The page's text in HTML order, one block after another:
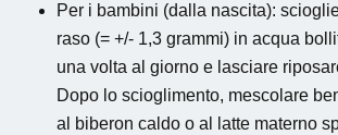
Per i bambini (dalla nascita):
raso (= +/- 1,3 grammi) in acqua
una volta al giorno e lasciare
Dopo lo scioglimento, mescolare
al biberon caldo o al latte materno